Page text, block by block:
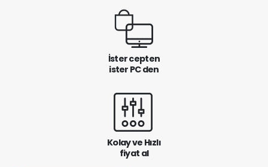
İster cepten
ister PC den
Kolay ve Hızlı
fiyat al